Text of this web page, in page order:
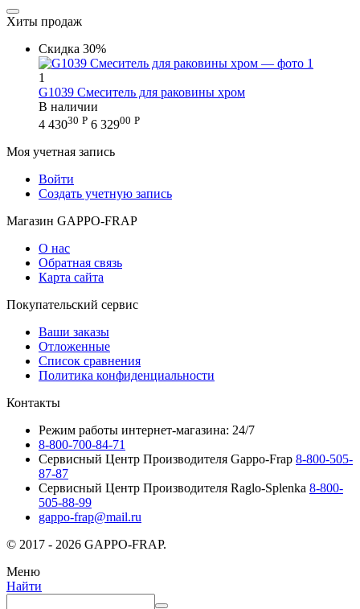
Хиты продаж
Скидка 30%
1
G1039 Смеситель для раковины хром
В наличии
4 43030 Р 6 32900 Р
Моя учетная запись
Войти
Создать учетную запись
Магазин GAPPO-FRAP
О нас
Обратная связь
Карта сайта
Покупательский сервис
Ваши заказы
Отложенные
Список сравнения
Политика конфиденциальности
Контакты
Режим работы интернет-магазина: 24/7
8-800-700-84-71
Сервисный Центр Производителя Gappo-Frap 8-800-505-
87-87
Сервисный Центр Производителя Raglo-Splenka 8-800-
505-88-99
gappo-frap@mail.ru
© 2017 - 2026 GAPPO-FRAP.
Меню
Найти